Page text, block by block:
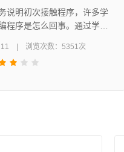
说明初次接触程序，许多学
程序是怎么回事。通过学习
，并编写一些简单的C程序，
门。
11 | 浏览次数：5351次